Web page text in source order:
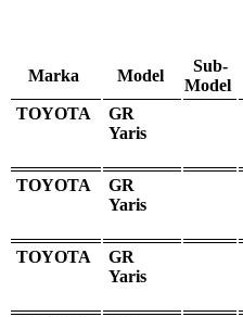
Marka Model
Sub-
Model
TOYOTA
GR
Yaris
TOYOTA
GR
Yaris
TOYOTA
GR
Yaris